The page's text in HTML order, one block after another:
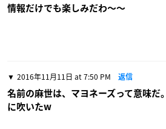
情報だけでも楽しみだわ〜〜
2016年11月11日 at 7:50 PM 返信
名前の麻世は、マヨネーズって意味だ。
に吹いたw